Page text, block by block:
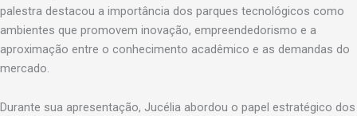
palestra destacou a importância dos parques tecnológicos como
ambientes que promovem inovação, empreendedorismo e a
aproximação entre o conhecimento acadêmico e as demandas do
mercado.
Durante sua apresentação, Jucélia abordou o papel estratégico dos